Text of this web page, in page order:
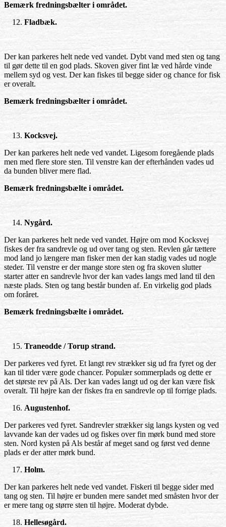
Bemærk fredningsbælter i området.
Fladbæk.
Der kan parkeres helt nede ved vandet. Dybt vand med sten og tang
til gør dette til en god plads. Skoven giver fint læ ved hårde vinde
mellem syd og vest. Der kan fiskes til begge sider og chance for fisk
er overalt.
Bemærk fredningsbælter i området.
Kocksvej.
Der kan parkeres helt nede ved vandet. Ligesom foregående plads
men med flere store sten. Til venstre kan der efterhånden vades ud
da bunden bliver mere flad.
Bemærk fredningsbælte i området.
Nygård.
Der kan parkeres helt nede ved vandet. Højre om mod Kocksvej
fiskes der fra sandrevle og ud over tang og sten. Revlen går tættere
mod land jo længere man fisker men der kan stadig vades ud nogle
steder. Til venstre er der mange store sten og fra skoven slutter
starter atter en sandrevle hvor der kan vades langs med land til den
næste plads. Sten og tang består bunden af. En virkelig god plads
om foråret.
Bemærk fredningsbælte i området.
Traneodde / Torup strand.
Der parkeres ved fyret. Et langt rev strækker sig ud fra fyret og der
kan til tider være gode chancer. Populær sommerplads og dette er
det største rev på Als. Der kan vades langt ud og der kan være fisk
overalt. Til højre kan der fiskes fra en sandrevle op til forrige plads.
Augustenhof.
Der parkeres ved fyret. Sandrevler strækker sig langs kysten og ved
lavvande kan der vades ud og fiskes over fin mørk bund med store
sten. Nord kysten på Als består af meget sand og først ved denne
plads er der atter mørk bund.
Holm.
Der kan parkeres helt nede ved vandet. Fiskeri til begge sider med
tang og sten. Til højre er bunden mere sandet med småsten hvor der
er mere tang og større sten til højre. Moderat dybde.
Hellesøgård.